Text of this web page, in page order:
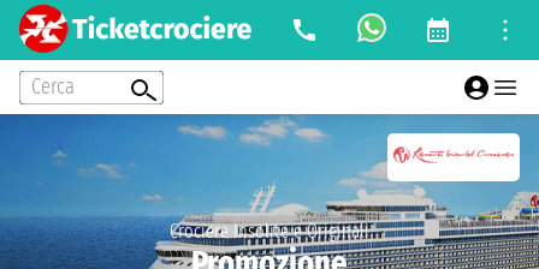
Cerca
Crociere Insolite e Originali